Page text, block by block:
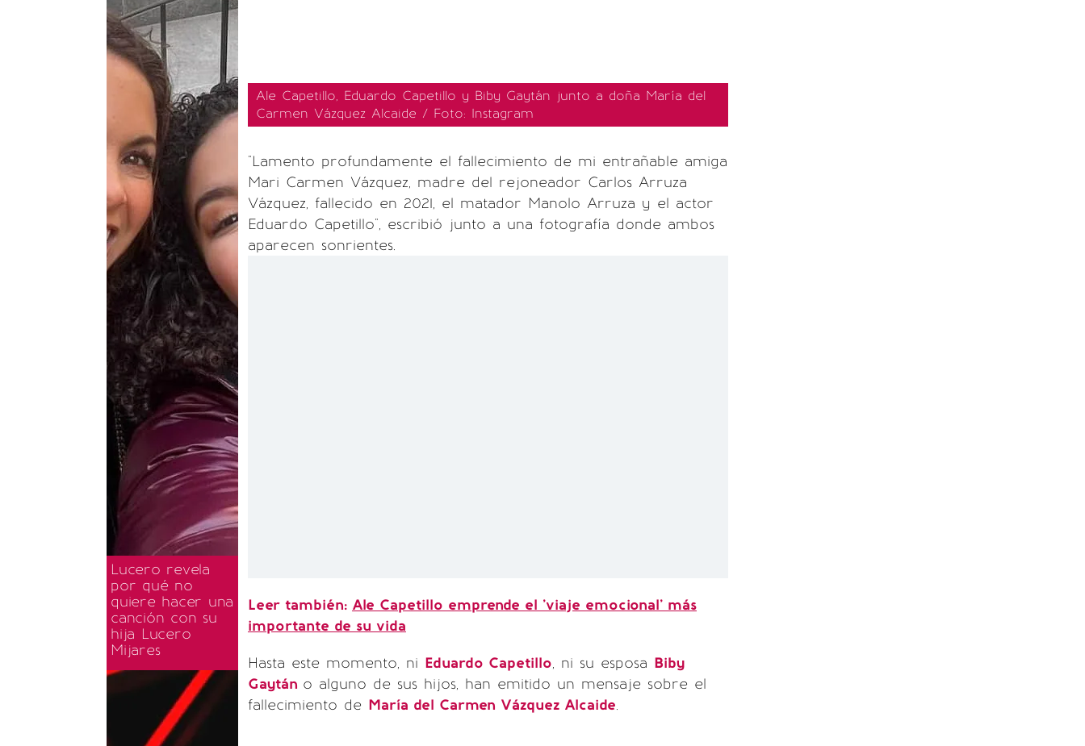
Lucero revela
por qué no
quiere hacer una
canción con su
hija Lucero
Mijares
Ale Capetillo, Eduardo Capetillo y Biby Gaytán junto a doña María del
Carmen Vázquez Alcaide / Foto: Instagram
"Lamento profundamente el fallecimiento de mi entrañable amiga
Mari Carmen Vázquez, madre del rejoneador Carlos Arruza
Vázquez, fallecido en 2021, el matador Manolo Arruza y el actor
Eduardo Capetillo", escribió junto a una fotografía donde ambos
aparecen sonrientes.
Leer también: Ale Capetillo emprende el 'viaje emocional’ más
importante de su vida
Hasta este momento, ni Eduardo Capetillo, ni su esposa Biby
Gaytán o alguno de sus hijos, han emitido un mensaje sobre el
fallecimiento de María del Carmen Vázquez Alcaide.